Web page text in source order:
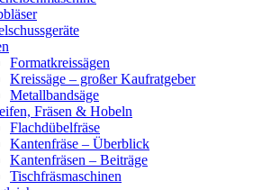
Formatkreissägen
Kreissäge – großer Kaufratgeber
Metallbandsäge
Fräsen & Hobeln
Flachdübelfräse
Kantenfräse – Überblick
Kantenfräsen – Beiträge
Tischfräsmaschinen